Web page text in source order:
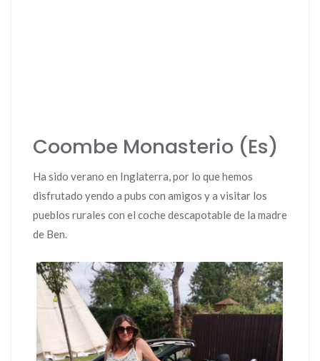
Coombe Monasterio (Es)
Ha sido verano en Inglaterra, por lo que hemos
disfrutado yendo a pubs con amigos y a visitar los
pueblos rurales con el coche descapotable de la madre
de Ben.